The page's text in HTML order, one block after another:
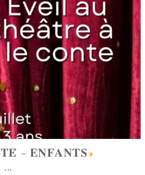
- 𝐄𝐍𝐅𝐀𝐍𝐓𝐒
...